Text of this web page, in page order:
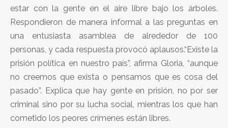
estar con la gente en el aire libre bajo los árboles.
Respondieron de manera informal a las preguntas en
una entusiasta asamblea de alrededor de 100
personas, y cada respuesta provocó aplausos.“Existe la
prisión política en nuestro país”, afirma Gloria, “aunque
no creemos que exista o pensamos que es cosa del
pasado”. Explica que hay gente en prisión, no por ser
criminal sino por su lucha social, mientras los que han
cometido los peores crímenes están libres.